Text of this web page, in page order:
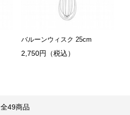
バルーンウィスク 25cm
2,750円（税込）
全49商品